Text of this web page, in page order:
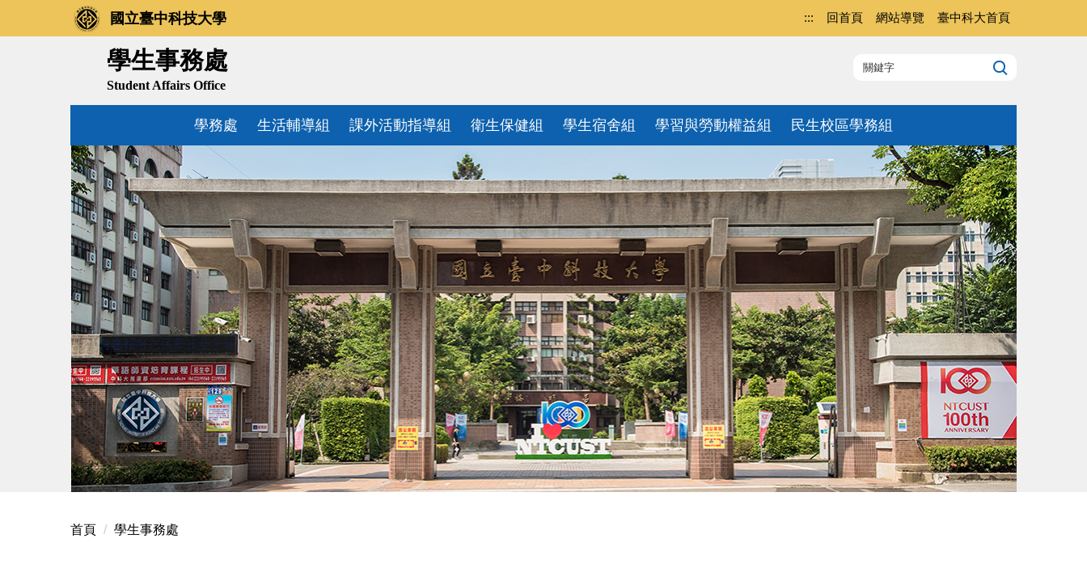
國立臺中科技大學
學生事務處
Student Affairs Office
學務處 生活輔導組 課外活動指導組 衛生保健組 學生宿舍組 學習與勞動權益組 民生校區學務組
::: 回首頁 網站導覽 臺中科大首頁
首頁 學生事務處